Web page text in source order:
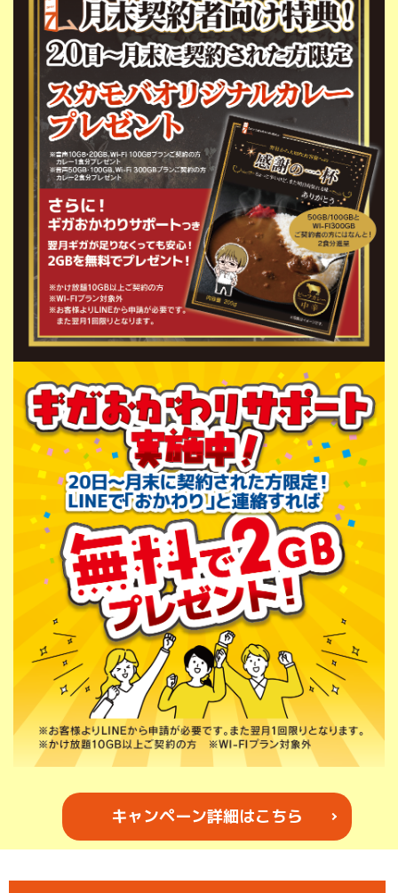
キャンペーン詳細はこちら